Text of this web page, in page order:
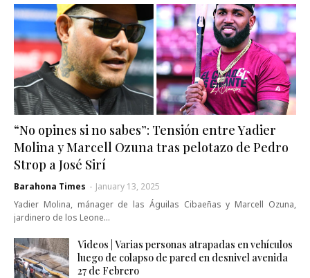
“No opines si no sabes”: Tensión entre Yadier
Molina y Marcell Ozuna tras pelotazo de Pedro
Strop a José Sirí
Barahona Times - January 13, 2025
Yadier Molina, mánager de las Águilas Cibaeñas y Marcell Ozuna,
jardinero de los Leone…
Videos | Varias personas atrapadas en vehículos
luego de colapso de pared en desnivel avenida
27 de Febrero